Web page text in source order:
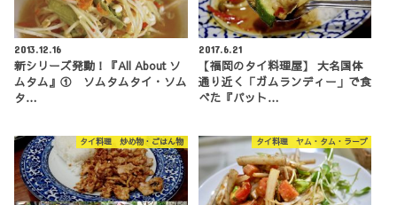
2013.12.16
新シリーズ発動！『All About ソ
ムタム』① ソムタムタイ・ソム
タ…
2017.6.21
【福岡のタイ料理屋】 大名国体
通り近く「ガムランディー」で食
べた『パット…
タイ料理 炒め物・ごはん物 タイ料理 ヤム・タム・ラープ